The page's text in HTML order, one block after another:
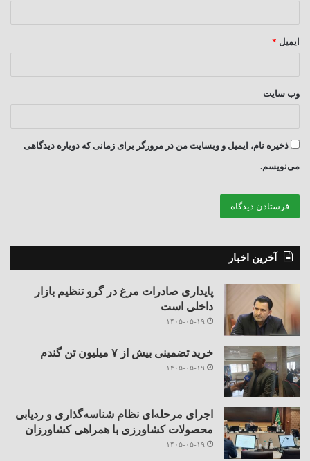
ایمیل *
وب‌ سایت
ذخیره نام، ایمیل و وبسایت من در مرورگر برای زمانی که دوباره دیدگاهی
می‌نویسم.
آخرین اخبار
پایداری صادرات مرغ در گرو تنظیم بازار
داخلی است
۱۴۰۵-۰۵-۱۹
خرید تضمینی بیش از ۷ میلیون تن گندم
۱۴۰۵-۰۵-۱۹
اجرای مرحله‌ای نظام شناسه‌گذاری و ردیابی
محصولات کشاورزی با همراهی کشاورزان
۱۴۰۵-۰۵-۱۹